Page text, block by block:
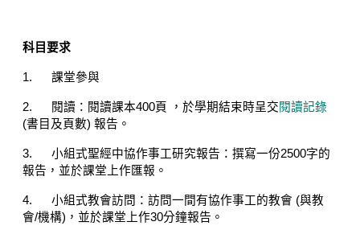
科目要求
1. 課堂參與
2. 閱讀：閱讀課本400頁 ，於學期結束時呈交閱讀記錄
(書目及頁數) 報告。
3. 小組式聖經中協作事工研究報告：撰寫一份2500字的
報告，並於課堂上作匯報。
4. 小組式教會訪問：訪問一間有協作事工的教會 (與教
會/機構) ，並於課堂上作30分鐘報告。